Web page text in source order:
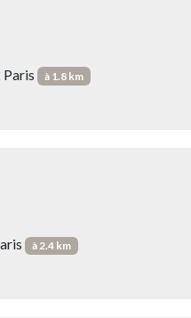
Paris à 1.8 km
à 2.4 km